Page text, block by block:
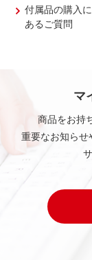
付属品の購入
あるご質問
マ
商品をお持
重要なお知らせ